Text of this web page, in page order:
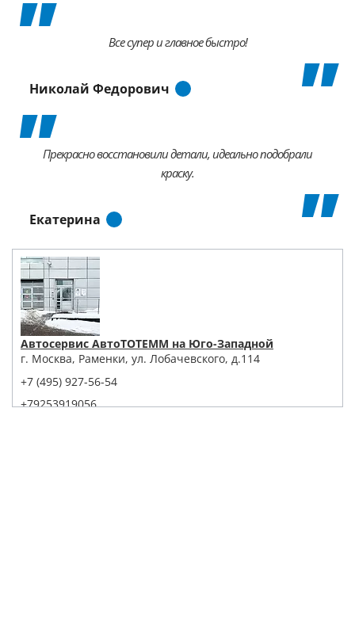
Все супер и главное быстро!
Николай Федорович
Прекрасно восстановили детали, идеально подобрали
краску.
Екатерина
Автосервис АвтоТОТЕММ на Юго-Западной
г. Москва, Раменки, ул. Лобачевского, д.114
+7 (495) 927-56-54
+79253919056